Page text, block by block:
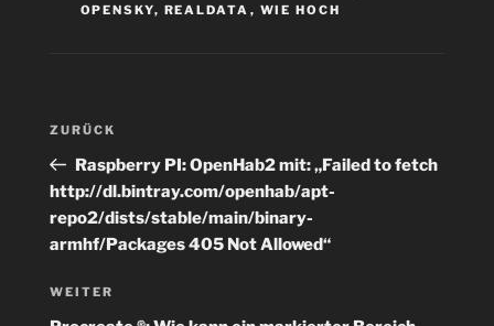
OPENSKY, REALDATA , WIE HOCH
Beitragsnavigation
Vorheriger
Beitrag
ZURÜCK
Raspberry PI: OpenHab2 mit: „Failed to fetch
http://dl.bintray.com/openhab/apt-
repo2/dists/stable/main/binary-
armhf/Packages 405 Not Allowed“
Nächster
Beitrag
WEITER